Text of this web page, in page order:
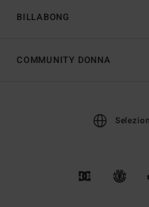
BILLABONG
COMMUNITY DONNA